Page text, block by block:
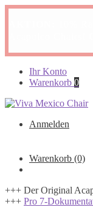
Navigation
Zum
Inhalt
Ihr Konto
Warenkorb 0
Anmelden
Warenkorb (0)
+++ Der Original
+++ Pro 7-